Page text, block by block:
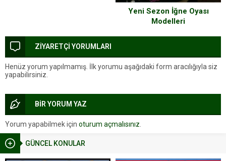
GÜNCEL KONULAR
Yeni Sezon İğne Oyası
Modelleri
ZİYARETÇİ YORUMLARI
Henüz yorum yapılmamış. İlk yorumu aşağıdaki form aracılığıyla siz
yapabilirsiniz.
BİR YORUM YAZ
Yorum yapabilmek için oturum açmalısınız